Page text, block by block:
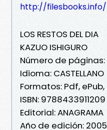
http://
LOS RESTOS DEL DIA
KAZUO ISHIGURO
Número de páginas:
Idioma: CASTELLANO
Formatos: Pdf, ePub,
ISBN: 9788433911209
Editorial: ANAGRAMA
Año de edición: 2005